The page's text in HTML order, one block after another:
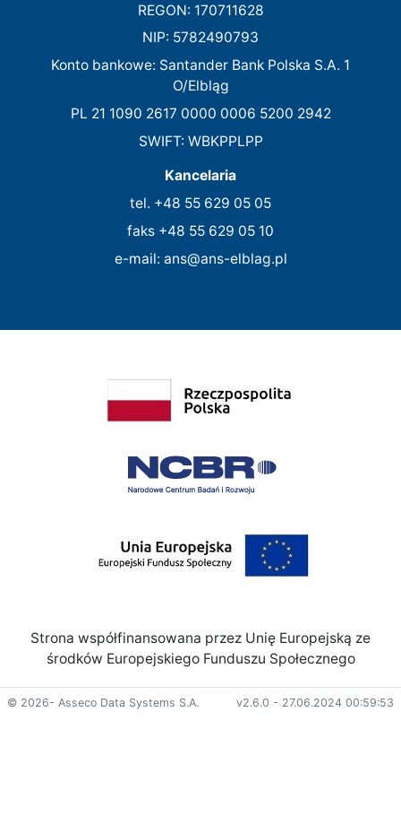
REGON: 170711628
NIP: 5782490793
Konto bankowe: Santander Bank Polska S.A. 1
O/Elbląg
PL 21 1090 2617 0000 0006 5200 2942
SWIFT: WBKPPLPP
Kancelaria
tel. +48 55 629 05 05
faks +48 55 629 05 10
e-mail: ans@ans-elblag.pl
Strona współfinansowana przez Unię Europejską ze
środków Europejskiego Funduszu Społecznego
v2.6.0 - 27.06.2024 00:59:53
© 2026- Asseco Data Systems S.A.